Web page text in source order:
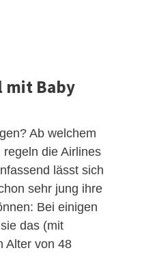
mit Baby
Ab welchem
die Airlines
lässt sich
sehr jung ihre
Bei einigen
das (mit
Alter von 48